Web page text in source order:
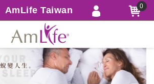
AmLife Taiwan 0
會員登入
會員註冊
忘記密碼
繁體中文